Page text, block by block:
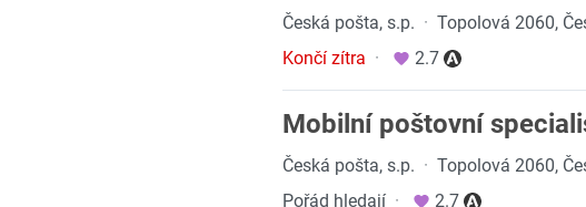
Česká pošta, s.p. · Topolová 2060,
Končí zítra · 2.7
Mobilní poštovní
Česká pošta, s.p. · Topolová 2060,
Pořád hledají · 2.7